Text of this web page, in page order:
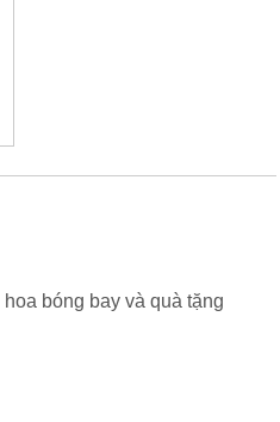
bóng bay và quà tặng